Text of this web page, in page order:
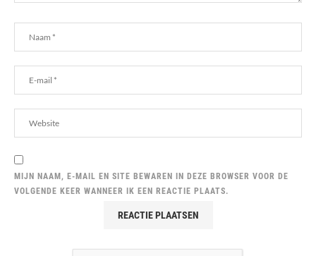
MIJN NAAM, E-MAIL EN SITE BEWAREN IN DEZE BROWSER VOOR DE
VOLGENDE KEER WANNEER IK EEN REACTIE PLAATS.